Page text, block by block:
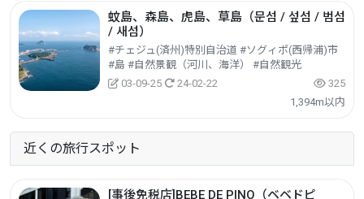
蚊島、森島、虎島、草島（문섬 / 섶섬 / 범섬
/ 새섬）
#チェジュ(済州)特別自治道 #ソグィポ(西帰浦)市
#島 #自然景観（河川、海洋） #自然観光
03-09-25
24-02-22
325
1,394m以内
近くの旅行スポット
[事後免税店]BEBE DE PINO（ベベドピ